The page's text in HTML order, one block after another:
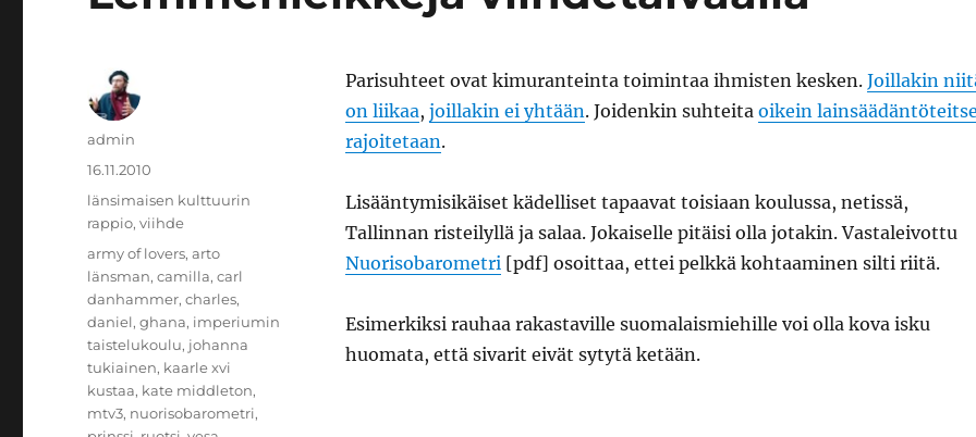
Parisuhteet ovat kimuranteinta toimintaa ihmisten kesken. Joillakin
on liikaa, joillakin ei yhtään. Joidenkin suhteita oikein
rajoitetaan.
Lisääntymisikäiset kädelliset tapaavat toisiaan koulussa, netissä,
Tallinnan risteilyllä ja salaa. Jokaiselle pitäisi olla jotakin. Vastaleivottu
Nuorisobarometri[pdf] osoittaa, ettei pelkkä kohtaaminen silti riitä.
Esimerkiksi rauhaa rakastaville suomalaismiehille voi olla kova isku
huomata, että sivarit eivät sytytä ketään.
Kirjoittaja
admin
Julkaistu
16.11.2010
Kategoriat
länsimaisen kulttuurin
rappio,viihde
Avainsanat
army of lovers,arto
länsman,camilla,carl
danhammer,charles,
daniel,ghana, imperiumin
taistelukoulu, johanna
tukiainen, kaarle xvi
kustaa, kate middleton,
mtv3, nuorisobarometri,